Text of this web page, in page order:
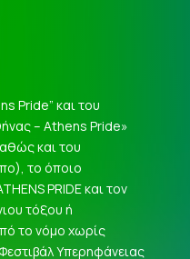
Pride” και του
– Athens Pride»
και του
το όποιο
PRIDE και τον
τόξου ή
το νόμο χωρίς
Υπερηφάνειας